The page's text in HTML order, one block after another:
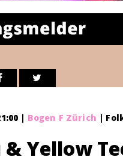
| Bogen F Zürich |
& Yellow